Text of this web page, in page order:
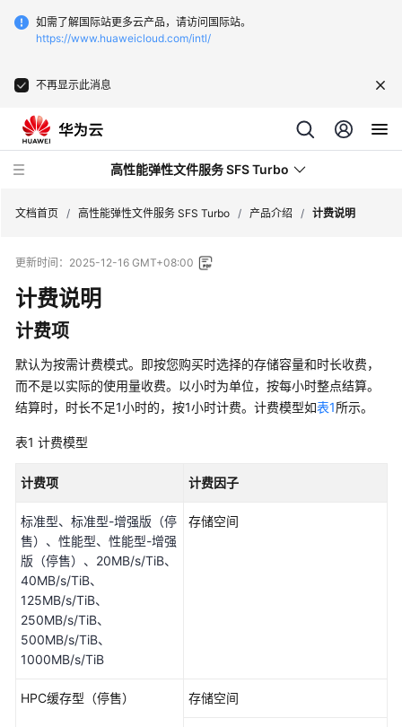
如需了解国际站更多云产品，请访问国际站。
https://www.huaweicloud.com/intl/
不再显示此消息
高性能弹性文件服务 SFS Turbo
最
新
动
态
服
务
公
品
绍
什
么
是
弹
文档首页 / 高性能弹性文件服务 SFS Turbo / 产品介绍 / 计费说明
更新时间： 2025-12-16 GMT+08:00
计费说明
计费项
默认为按需计费模式。即按您购买时选择的存储容量和时长收费，
而不是以实际的使用量收费。以小时为单位，按每小时整点结算。
结算时，时长不足1小时的，按1小时计费。计费模型如表1所示。
表1 计费模型
计费项 计费因子
标准型、标准型-增强版（停
售）、性能型、性能型-增强
版（停售）、20MB/s/TiB、
40MB/s/TiB、
125MB/s/TiB、
250MB/s/TiB、
500MB/s/TiB、
1000MB/s/TiB
存储空间
HPC缓存型（停售） 存储空间